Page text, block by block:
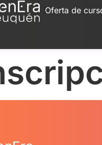
Oferta de